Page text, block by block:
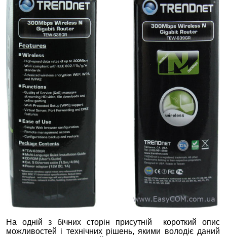
На одній з бічних сторін присутній короткий опис
можливостей і технічних рішень, якими володіє даний